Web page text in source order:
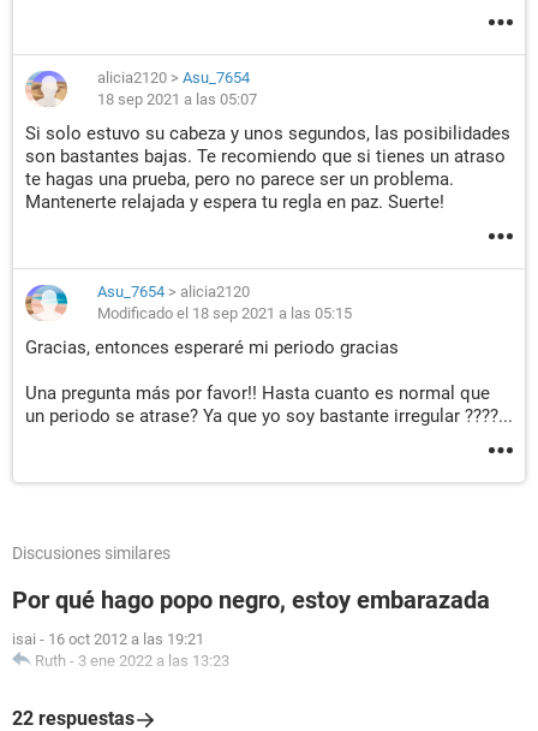
alicia2120 > Asu_7654
18 sep 2021 a las 05:07
Si solo estuvo su cabeza y unos segundos, las posibilidades
son bastantes bajas. Te recomiendo que si tienes un atraso
te hagas una prueba, pero no parece ser un problema.
Mantenerte relajada y espera tu regla en paz. Suerte!
Asu_7654 > alicia2120
Modificado el 18 sep 2021 a las 05:15
Gracias, entonces esperaré mi periodo gracias
Una pregunta más por favor!! Hasta cuanto es normal que
un periodo se atrase? Ya que yo soy bastante irregular ????...
Discusiones similares
Por qué hago popo negro, estoy embarazada
isai - 16 oct 2012 a las 19:21
Ruth - 3 ene 2022 a las 13:23
22 respuestas